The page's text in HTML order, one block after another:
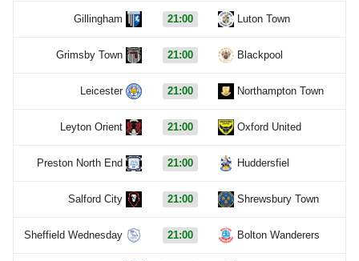
Gillingham 21:00 Luton Town
Grimsby Town 21:00 Blackpool
Leicester 21:00 Northampton Town
Leyton Orient 21:00 Oxford United
Preston North End 21:00 Huddersfiel
Salford City 21:00 Shrewsbury Town
Sheffield Wednesday 21:00 Bolton Wanderers